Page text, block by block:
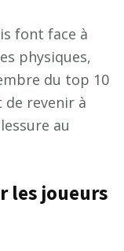
font face à
physiques,
du top 10
revenir à
au
les joueurs